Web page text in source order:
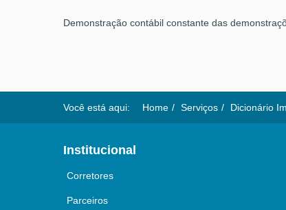
Demonstração contábil constante das
Você está aqui: Home Serviços Dicionário
Institucional
Corretores
Parceiros